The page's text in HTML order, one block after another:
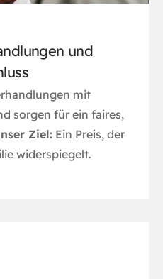
und
mit
sorgen für ein faires,
Ziel: Ein Preis, der
widerspiegelt.